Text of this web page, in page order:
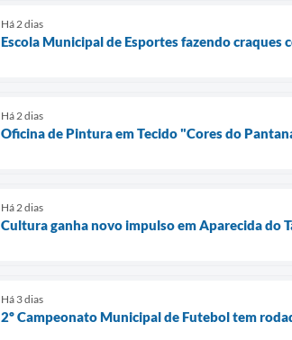
Há 2 dias
Escola Municipal de Esportes fazendo craques
Há 2 dias
Oficina de Pintura em Tecido "Cores do
Há 2 dias
Cultura ganha novo impulso em Aparecida do
Há 3 dias
2º Campeonato Municipal de Futebol tem